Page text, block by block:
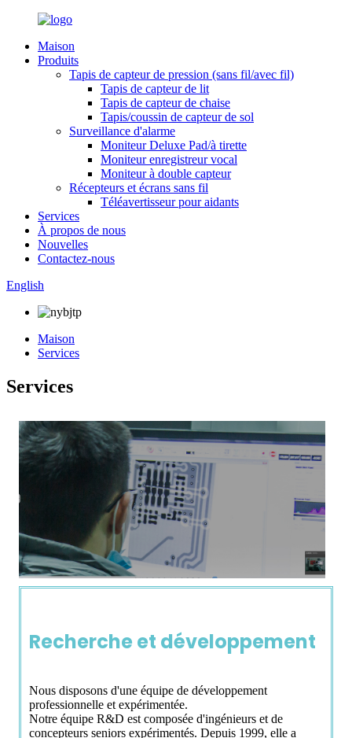
Maison
Produits
Tapis de capteur de pression (sans fil/avec fil)
Tapis de capteur de lit
Tapis de capteur de chaise
Tapis/coussin de capteur de sol
Surveillance d'alarme
Moniteur Deluxe Pad/à tirette
Moniteur enregistreur vocal
Moniteur à double capteur
Récepteurs et écrans sans fil
Téléavertisseur pour aidants
Services
À propos de nous
Nouvelles
Contactez-nous
English
Maison
Services
Services
Recherche et développement
Nous disposons d'une équipe de développement
professionnelle et expérimentée.
Notre équipe R&D est composée d'ingénieurs et de
concepteurs seniors expérimentés. Depuis 1999, elle a